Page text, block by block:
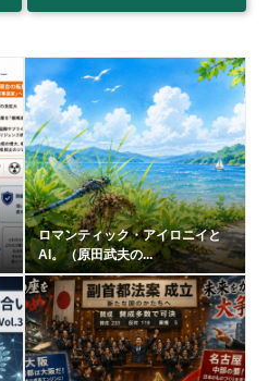
ロマンティック・アイロニイと
AI。（原田武夫の...